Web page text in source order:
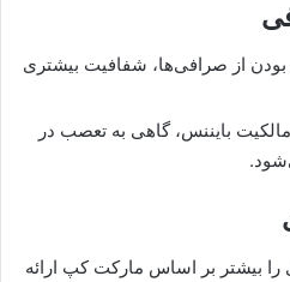
از صرافی‌ها، شفافیت بیشتری
بایننس، گاهی به تعصب در
بیشتر بر اساس مارکت کپ ارائه